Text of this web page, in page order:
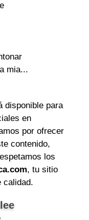
mia...
disponible para
en
por ofrecer
contenido,
los
, tu sitio
calidad.